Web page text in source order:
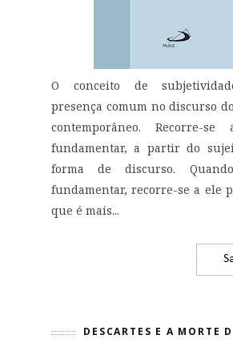
O conceito de
presença comum no discurso
contemporâneo. Recorre-
fundamentar, a partir do
forma de discurso.
fundamentar, recorre-se a ele
que é mais...
DESCARTES E A MORTE